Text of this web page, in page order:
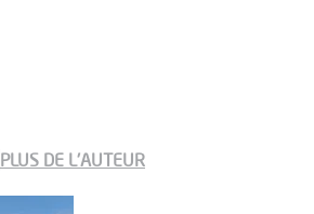
PLUS DE L'AUTEUR